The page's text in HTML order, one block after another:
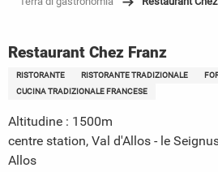
Restaurant Chez Franz
RISTORANTE RISTORANTE TRADIZIONALE
CUCINA TRADIZIONALE FRANCESE
Altitudine : 1500m
centre station, Val d'Allos - le
Allos